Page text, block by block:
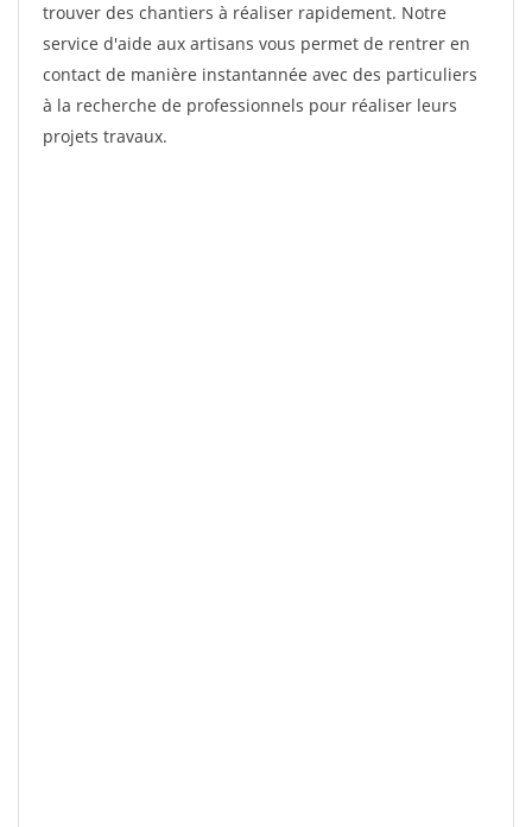
trouver des chantiers à réaliser rapidement. Notre
service d'aide aux artisans vous permet de rentrer en
contact de manière instantannée avec des particuliers
à la recherche de professionnels pour réaliser leurs
projets travaux.